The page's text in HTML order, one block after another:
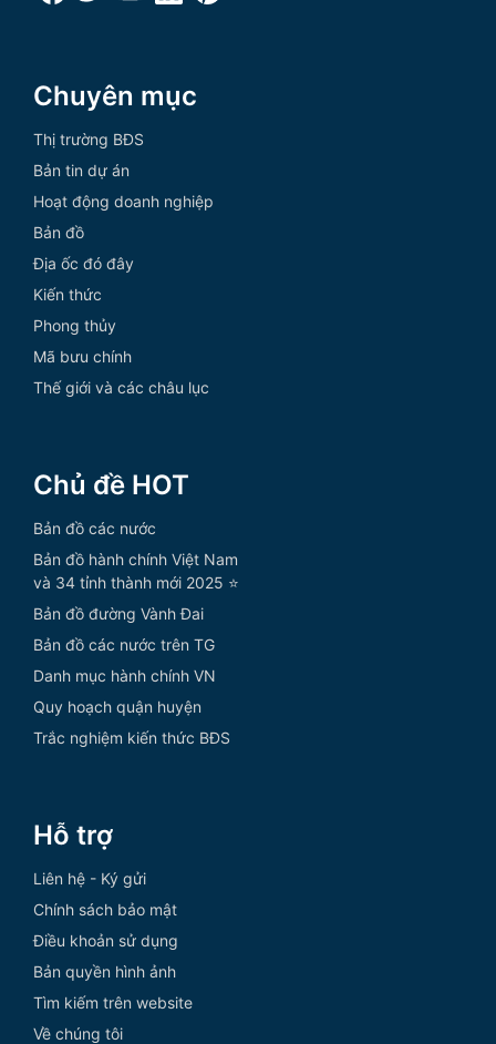
Chuyên mục
Thị trường BĐS
Bản tin dự án
Hoạt động doanh nghiệp
Bản đồ
Địa ốc đó đây
Kiến thức
Phong thủy
Mã bưu chính
Thế giới và các châu lục
Chủ đề HOT
Bản đồ các nước
Bản đồ hành chính Việt Nam
và 34 tỉnh thành mới 2025 ⭐
Bản đồ đường Vành Đai
Bản đồ các nước trên TG
Danh mục hành chính VN
Quy hoạch quận huyện
Trắc nghiệm kiến thức BĐS
Hỗ trợ
Liên hệ - Ký gửi
Chính sách bảo mật
Điều khoản sử dụng
Bản quyền hình ảnh
Tìm kiếm trên website
Về chúng tôi